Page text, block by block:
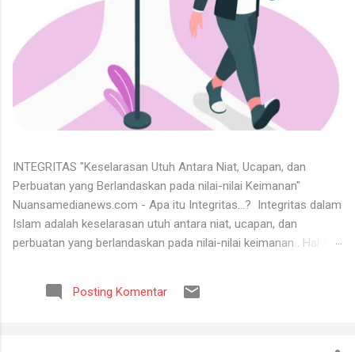
INTEGRITAS "Keselarasan Utuh Antara Niat, Ucapan, dan
Perbuatan yang Berlandaskan pada nilai-nilai Keimanan"
Nuansamedianews.com - Apa itu Integritas...? Integritas dalam
Islam adalah keselarasan utuh antara niat, ucapan, dan
perbuatan yang berlandaskan pada nilai-nilai keimanan . Hal ini
mana seseorang hidup secara konsisten di jalan Allah,
menjunjung tinggi kejujuran, serta dapat dipercaya dalam setiap
Posting Komentar